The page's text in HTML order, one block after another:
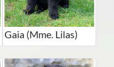
Gaia (Mme. Lilas)